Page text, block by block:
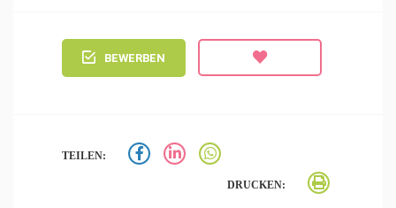
BEWERBEN
TEILEN:
DRUCKEN: